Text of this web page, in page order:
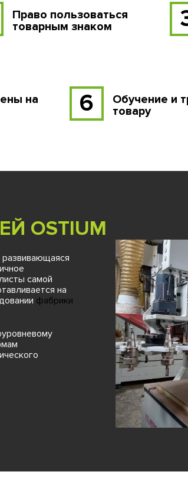
Право пользоваться
товарным знаком
на
6
Обучение и
товару
OSTIUM
развивающаяся
самой
на
фабрики